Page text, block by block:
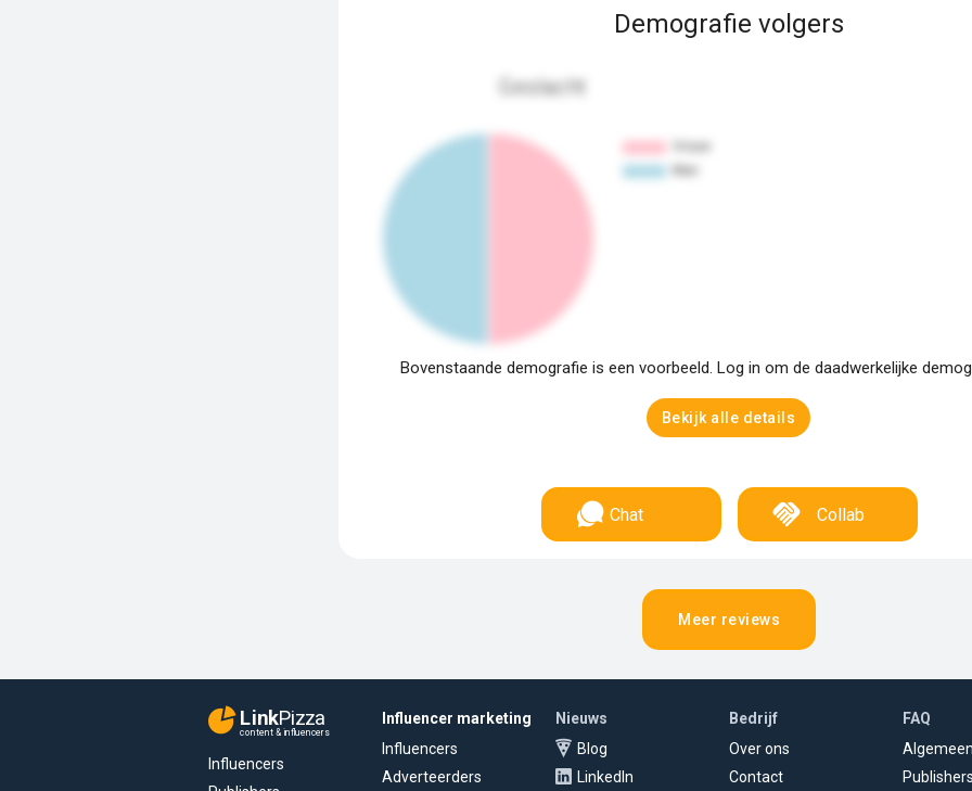
Demografie volgers
Geslacht
Bovenstaande demografie is een voorbeeld. Log in om de daadwerkelijke
Bekijk alle details
Chat Collab
Meer reviews
LinkPizza
content & influencers
Influencers
Influencer marketing
Influencers
Adverteerders
Nieuws
Blog
LinkedIn
Bedrijf
Over ons
Contact
FAQ